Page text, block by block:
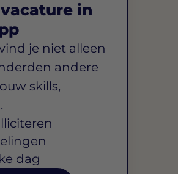
in
je niet alleen
andere
skills,
dag